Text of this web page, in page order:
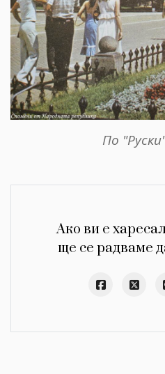
По
Ако ви е
ще се радваме